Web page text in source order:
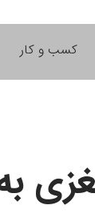
کسب و کار
به